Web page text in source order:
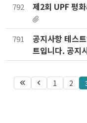
792 제2회 UPF 평
791
공지사항 테스
트입니다. 공지
1 2